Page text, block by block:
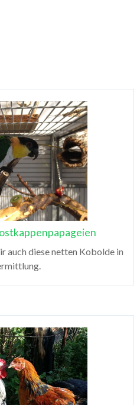
auch diese netten Kobolde in